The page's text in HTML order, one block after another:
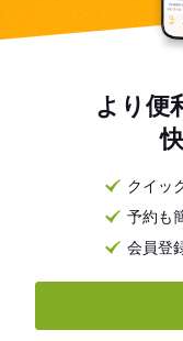
より便
クイッ
予約も
会員登